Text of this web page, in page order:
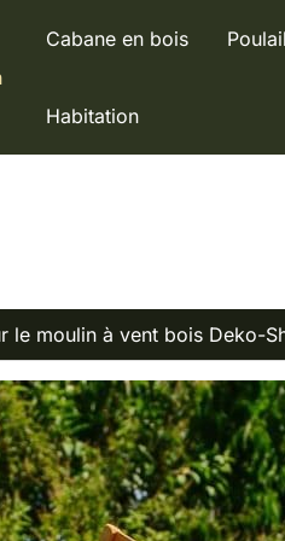
Cabane en bois
Habitation
le moulin à vent bois Deko-